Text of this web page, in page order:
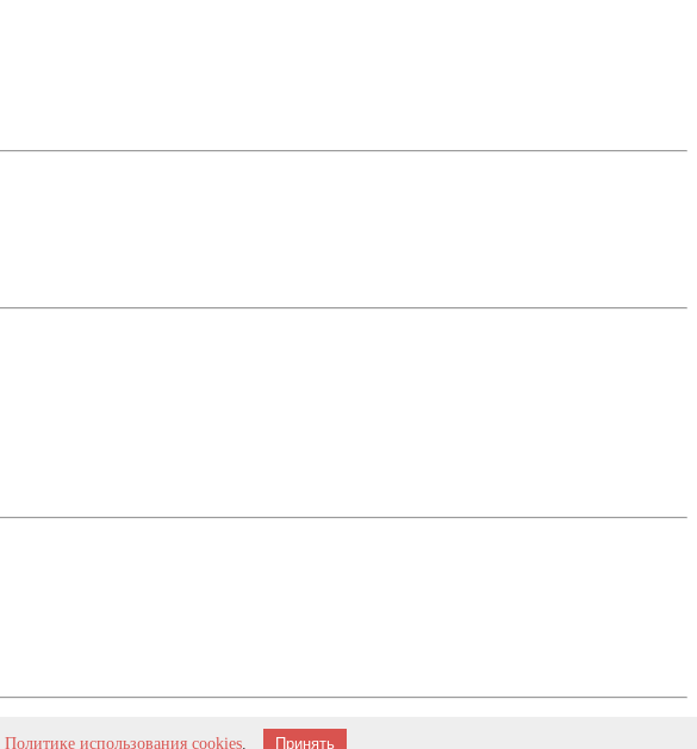
Политике использования cookies. Принять